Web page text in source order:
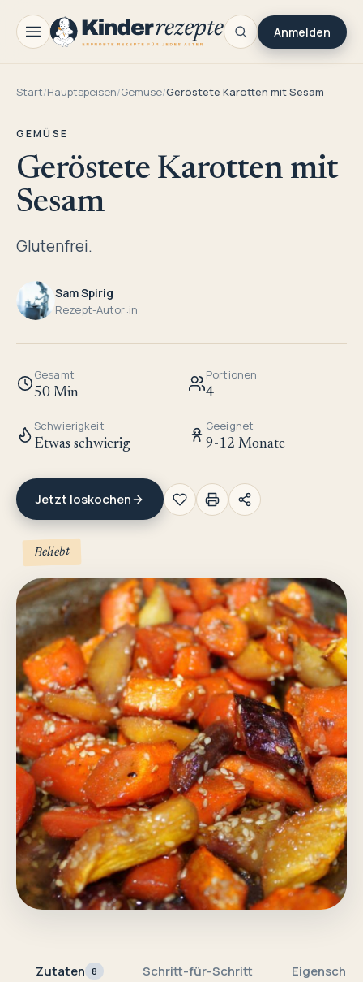
Anmelden
Start/Hauptspeisen/Gemüse/Geröstete Karotten mit Sesam
GEMÜSE
Geröstete Karotten mit
Sesam
Glutenfrei.
Sam Spirig
Rezept-Autor:in
Gesamt
50 Min
Portionen
4
Schwierigkeit
Etwas schwierig
Geeignet
9-12 Monate
Jetzt loskochen
Beliebt
Zutaten 8 Schritt-für-Schritt